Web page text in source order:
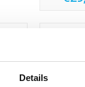
Details